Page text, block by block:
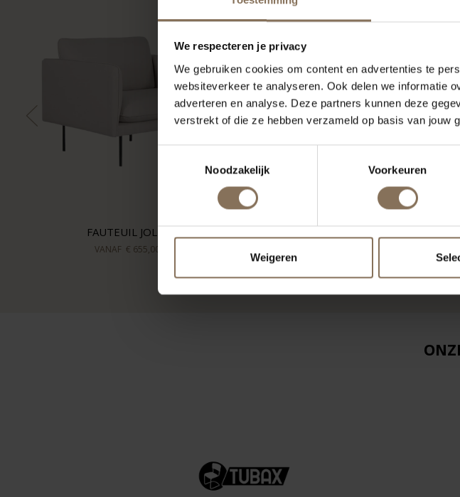
We respecteren je privacy
We gebruiken cookies om content en advertenties te
websiteverkeer te analyseren. Ook delen we informatie
adverteren en analyse. Deze partners kunnen deze
verstrekt of die ze hebben verzameld op basis van jouw
Noodzakelijk
Voorkeuren
Weigeren
FAUTEUIL JOLIN
VANAF € 655,00